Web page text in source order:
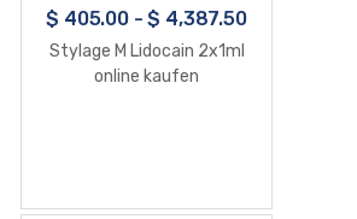
$ 405.00-$ 4,387.50
Stylage M Lidocain 2x1ml
online kaufen